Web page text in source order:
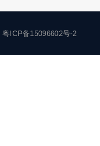
粤ICP备15096602号-2